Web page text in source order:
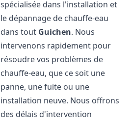
spécialisée dans l'installation et
le dépannage de chauffe-eau
dans tout Guichen. Nous
intervenons rapidement pour
résoudre vos problèmes de
chauffe-eau, que ce soit une
panne, une fuite ou une
installation neuve. Nous offrons
des délais d'intervention